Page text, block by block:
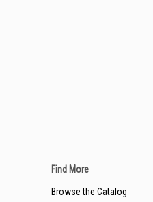
Find More
Browse the Catalog